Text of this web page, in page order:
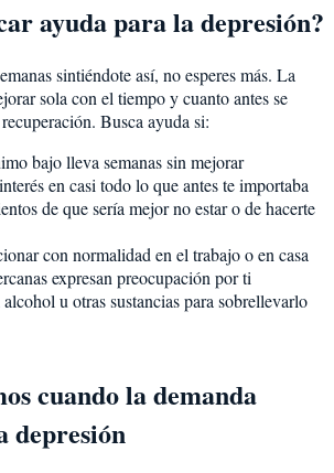
ayuda para la depresión?
sintiéndote así, no esperes más. La
sola con el tiempo y cuanto antes se
Busca ayuda si:
bajo lleva semanas sin mejorar
en casi todo lo que antes te importaba
de que sería mejor no estar o de hacerte
con normalidad en el trabajo o en casa
expresan preocupación por ti
u otras sustancias para sobrellevarlo
cuando la demanda
depresión